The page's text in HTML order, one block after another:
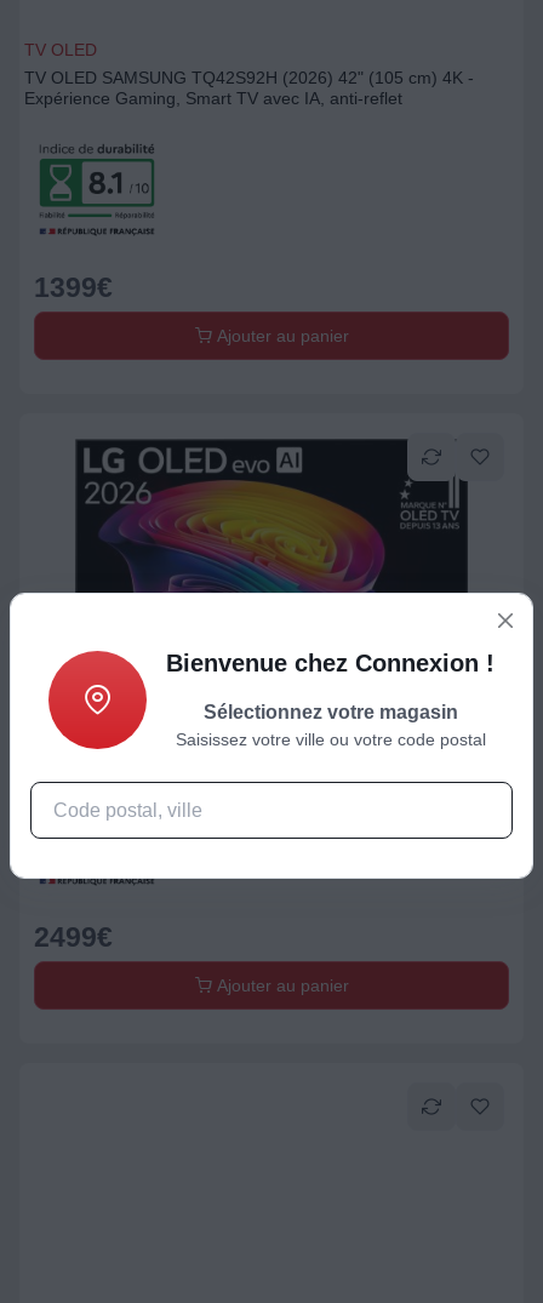
TV OLED
TV OLED SAMSUNG TQ42S92H (2026) 42" (105 cm) 4K -
Expérience Gaming, Smart TV avec IA, anti-reflet
1399€
Ajouter au panier
TV OLED
TV OLED LG 65C6 (2026) 65" (164 cm) 4K Ultra HD -
Expérience Cinéma & Gaming, 120Hz, Smart TV
2499€
Ajouter au panier
Bienvenue chez Connexion !
Sélectionnez votre magasin
Saisissez votre ville ou votre code postal